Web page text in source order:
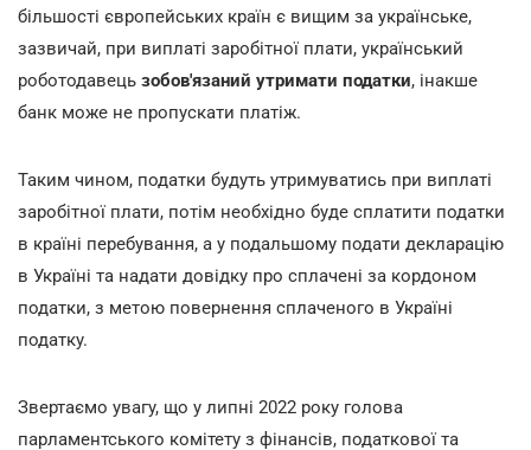
більшості європейських країн є вищим за українське,
зазвичай, при виплаті заробітної плати, український
роботодавець зобов'язаний утримати податки, інакше
банк може не пропускати платіж.
Таким чином, податки будуть утримуватись при виплаті
заробітної плати, потім необхідно буде сплатити податки
в країні перебування, а у подальшому подати декларацію
в Україні та надати довідку про сплачені за кордоном
податки, з метою повернення сплаченого в Україні
податку.
Звертаємо увагу, що у липні 2022 року голова
парламентського комітету з фінансів, податкової та